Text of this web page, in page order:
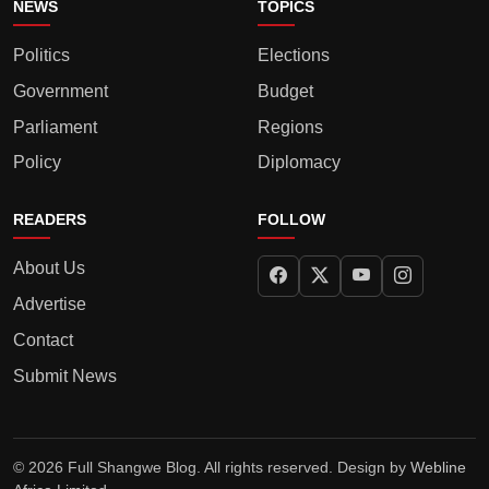
NEWS
Politics
Government
Parliament
Policy
TOPICS
Elections
Budget
Regions
Diplomacy
READERS
About Us
Advertise
Contact
Submit News
FOLLOW
© 2026 Full Shangwe Blog. All rights reserved. Design by Webline